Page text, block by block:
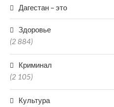
Дагестан – это
Здоровье
(2 884)
Криминал
(2 105)
Культура